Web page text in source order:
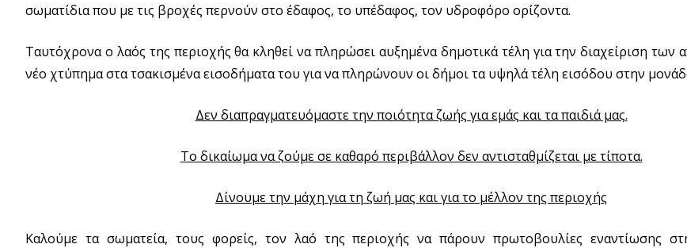
σωματίδια που με τις βροχές περνούν στο έδαφος, το υπέδαφος, τον υδροφόρο ορίζοντα.
Ταυτόχρονα ο λαός της περιοχής θα κληθεί να πληρώσει αυξημένα δημοτικά τέλη για την διαχείριση των
νέο χτύπημα στα τσακισμένα εισοδήματα του για να πληρώνουν οι δήμοι τα υψηλά τέλη εισόδου στην
Δεν διαπραγματευόμαστε την ποιότητα ζωής για εμάς και τα παιδιά μας.
Το δικαίωμα να ζούμε σε καθαρό περιβάλλον δεν αντισταθμίζεται με τίποτα.
Δίνουμε την μάχη για τη ζωή μας και για το μέλλον της περιοχής
Καλούμε τα σωματεία, τους φορείς, τον λαό της περιοχής να πάρουν πρωτοβουλίες εναντίωσης